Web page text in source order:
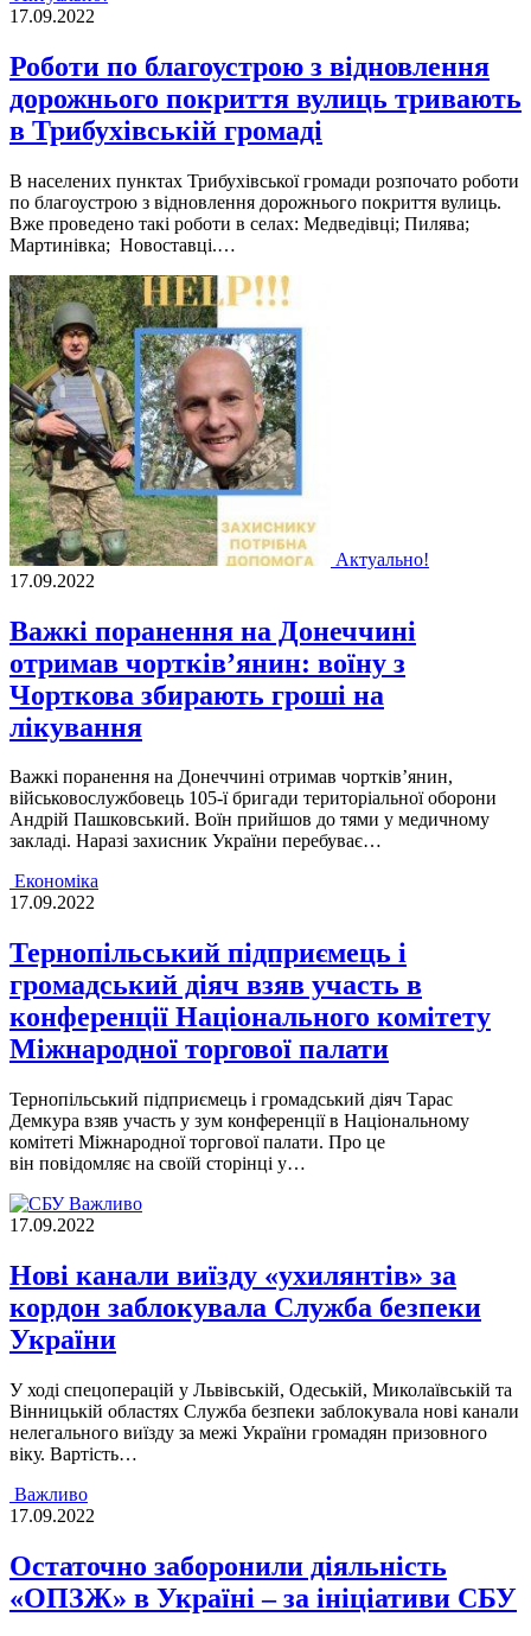
17.09.2022
Роботи по благоустрою з відновлення
дорожнього покриття вулиць тривають
в Трибухівській громаді
В населених пунктах Трибухiвської громади розпочато роботи
по благоустрою з вiдновлення дорожнього покриття вулиць.
Вже проведено такi роботи в селах: Медведiвцi; Пилява;
Мартинiвка; Новоставцi.…
Актуально!
17.09.2022
Важкі поранення на Донеччині
отримав чортків’янин: воїну з
Чорткова збирають гроші на
лікування
Важкi поранення на Донеччинi отримав чорткiв’янин,
вiйськовослужбовець 105-ї бригади територiальної оборони
Андрiй Пашковський. Воїн прийшов до тями у медичному
закладi. Наразi захисник України перебуває…
Економіка
17.09.2022
Тернопільський підприємець і
громадський діяч взяв участь в
конференції Національного комітету
Міжнародної торгової палати
Тернопiльський пiдприємець i громадський дiяч Тарас
Демкура взяв участь у зум конференцiї в Нацiональному
комiтетi Мiжнародної торгової палати. Про це
вiн повiдомляє на своїй сторiнцi у…
Важливо
17.09.2022
Нові канали виїзду «ухилянтів» за
кордон заблокувала Служба безпеки
України
У ходi спецоперацiй у Львiвськiй, Одеськiй, Миколаївськiй та
Вiнницькiй областях Служба безпеки заблокувала новi канали
нелегального виїзду за межi України громадян призовного
вiку. Вартiсть…
Важливо
17.09.2022
Остаточно заборонили діяльність
«ОПЗЖ» в​​ Україні – за ініціативи СБУ